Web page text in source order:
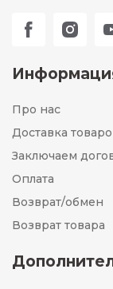
Про нас
Доставка
Заключаем
Оплата
Возврат/обмен
Возврат товара